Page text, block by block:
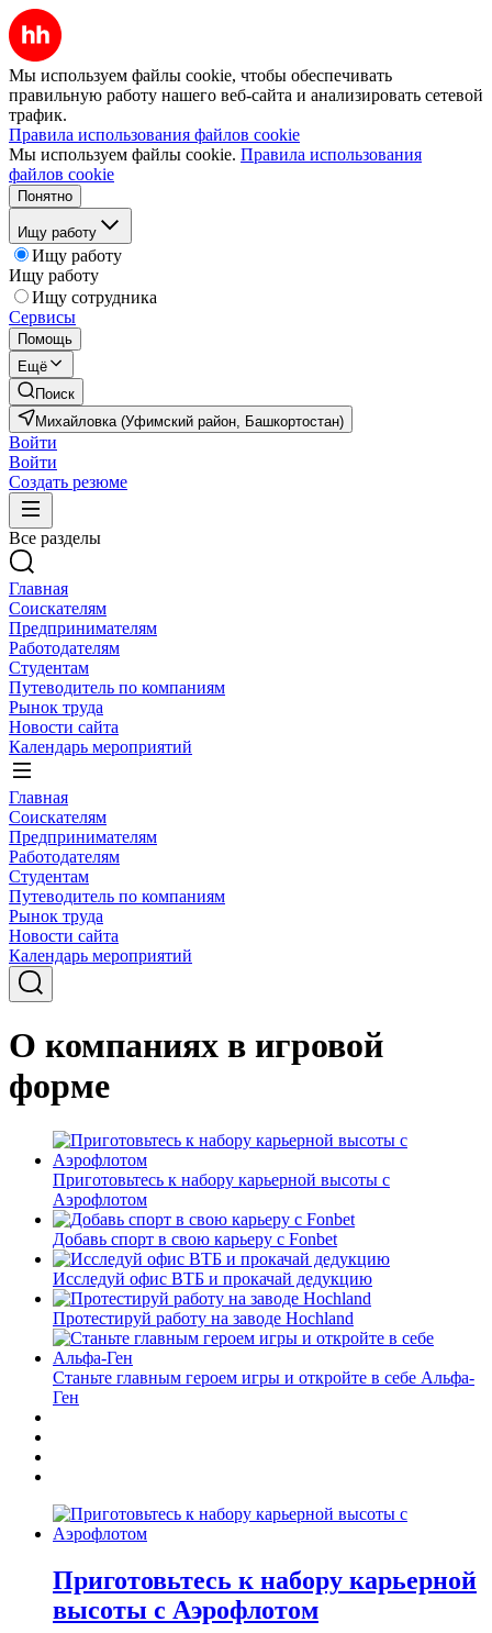
Мы используем файлы cookie, чтобы обеспечивать
правильную работу нашего веб-сайта и анализировать сетевой
трафик.
Правила использования файлов cookie
Мы используем файлы cookie. Правила использования
файлов cookie
Понятно
Ищу работу
Ищу работу
Ищу работу
Ищу сотрудника
Сервисы
Помощь
Ещё
Поиск
Михайловка (Уфимский район, Башкортостан)
Войти
Войти
Создать резюме
Все разделы
Главная
Соискателям
Предпринимателям
Работодателям
Студентам
Путеводитель по компаниям
Рынок труда
Новости сайта
Календарь мероприятий
Главная
Соискателям
Предпринимателям
Работодателям
Студентам
Путеводитель по компаниям
Рынок труда
Новости сайта
Календарь мероприятий
О компаниях в игровой
форме
Приготовьтесь к набору карьерной высоты с
Аэрофлотом
Добавь спорт в свою карьеру с Fonbet
Исследуй офис ВТБ и прокачай дедукцию
Протестируй работу на заводе Hochland
Станьте главным героем игры и откройте в себе Альфа-
Ген
Приготовьтесь к набору карьерной
высоты с Аэрофлотом